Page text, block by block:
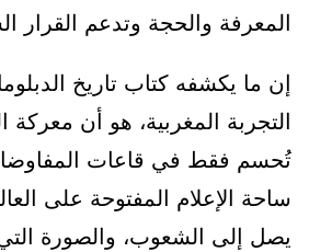
المعرفة والحجة وتدعم القرار
إن ما يكشفه كتاب تاريخ
التجربة المغربية، هو أن معركة
تُحسم فقط في قاعات
ساحة الإعلام المفتوحة على
يصل إلى الشعوب، والصورة